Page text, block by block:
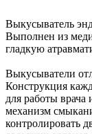
Выкусыватель
Выполнен из
гладкую
Выкусыватели
Конструкция
для работы
механизм
контролировать